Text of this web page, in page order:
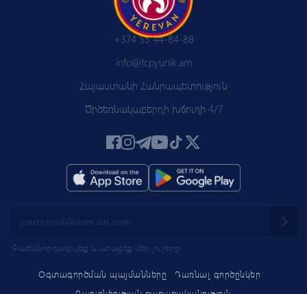
Օգտագործման պայմանները
Դառնալ գործընկեր
+374 55 44-84-88
info@fcpyunik.am
Հայաստանի Հանրապետություն
Ծիծեռնակաբերդի խճուղի 4/7
Բաժանորդագրվեք և ստացեք մեր լուրերը